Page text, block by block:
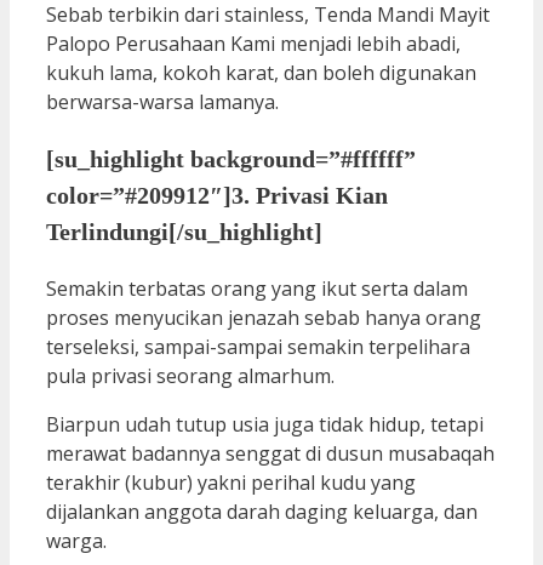
Sebab terbikin dari stainless, Tenda Mandi Mayit
Palopo Perusahaan Kami menjadi lebih abadi,
kukuh lama, kokoh karat, dan boleh digunakan
berwarsa-warsa lamanya.
[su_highlight background=”#ffffff”
color=”#209912″]3. Privasi Kian
Terlindungi[/su_highlight]
Semakin terbatas orang yang ikut serta dalam
proses menyucikan jenazah sebab hanya orang
terseleksi, sampai-sampai semakin terpelihara
pula privasi seorang almarhum.
Biarpun udah tutup usia juga tidak hidup, tetapi
merawat badannya senggat di dusun musabaqah
terakhir (kubur) yakni perihal kudu yang
dijalankan anggota darah daging keluarga, dan
warga.